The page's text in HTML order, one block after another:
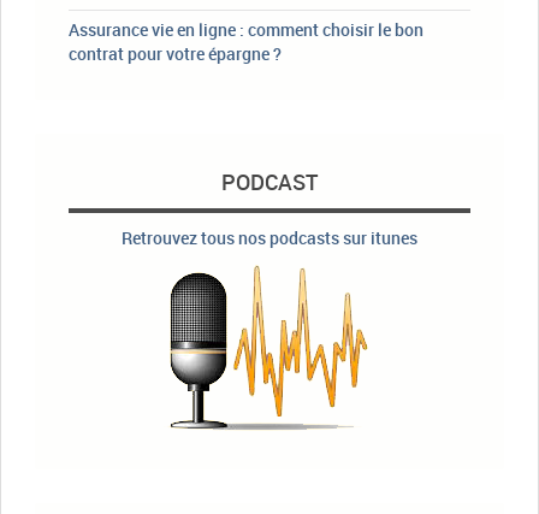
Assurance vie en ligne : comment choisir le bon
contrat pour votre épargne ?
PODCAST
Retrouvez tous nos podcasts sur itunes